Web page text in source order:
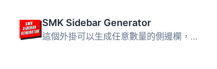
SMK Sidebar Generator
這個外掛可以生成任意數量的側邊欄，然後讓你將它們放置在你...